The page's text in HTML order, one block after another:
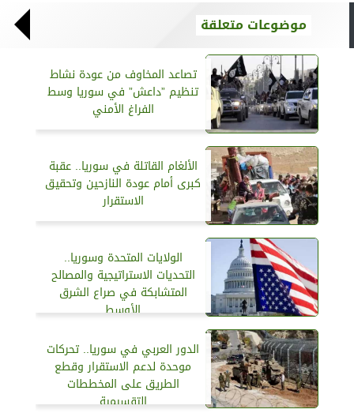
موضوعات متعلقة
تصاعد المخاوف من عودة نشاط
تنظيم ”داعش” في سوريا وسط
الفراغ الأمني
الألغام القاتلة في سوريا.. عقبة
كبرى أمام عودة النازحين وتحقيق
الاستقرار
الولايات المتحدة وسوريا..
التحديات الاستراتيجية والمصالح
المتشابكة في صراع الشرق
الأوسط
الدور العربي في سوريا.. تحركات
موحدة لدعم الاستقرار وقطع
الطريق على المخططات
التقسيمية